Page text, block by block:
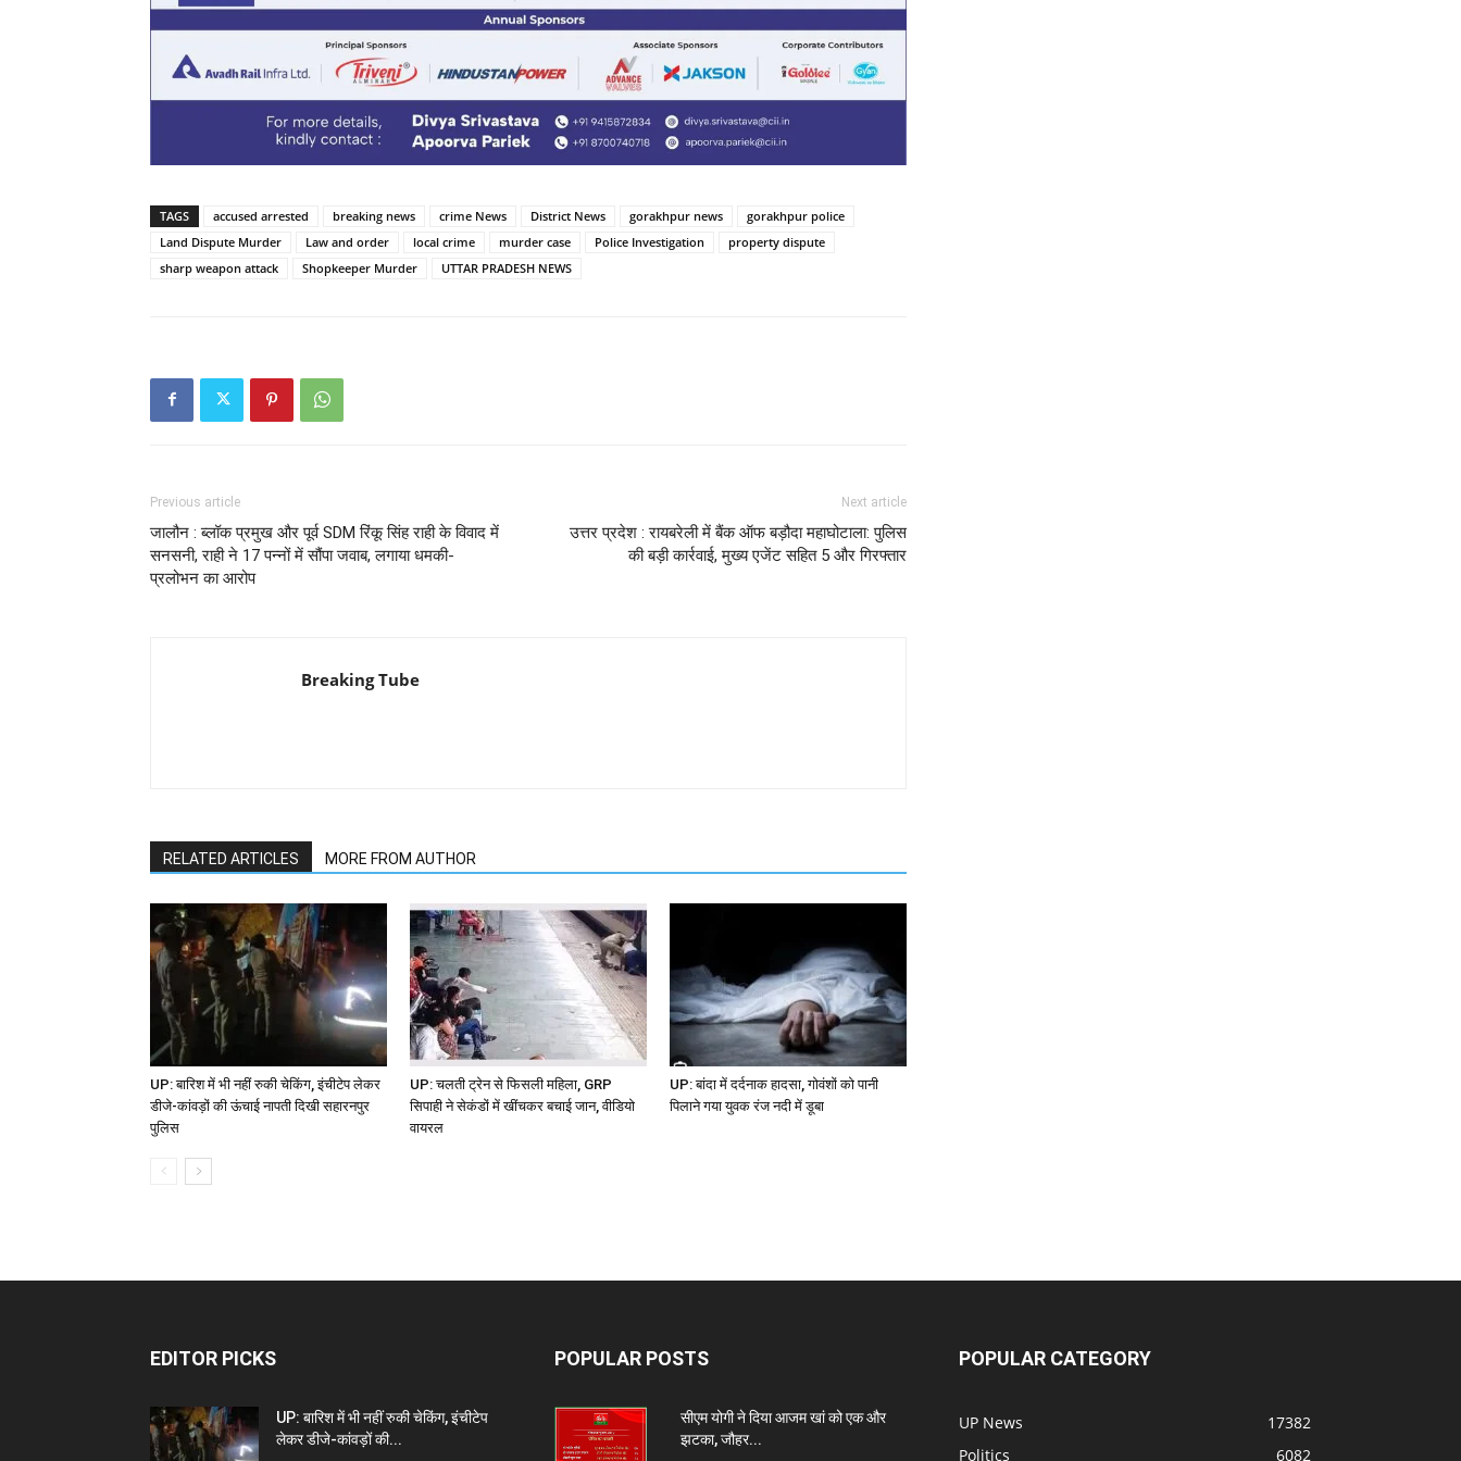
TAGS accused arrested breaking news crime News District News gorakhpur news
gorakhpur police
Land Dispute Murder
Law and order local crime murder case Police Investigation
property dispute
sharp weapon attack
Shopkeeper Murder UTTAR PRADESH NEWS
Previous article
जालौन : ब्लॉक प्रमुख और पूर्व SDM रिंकू सिंह राही के विवाद में
सनसनी, राही ने 17 पन्नों में सौंपा जवाब, लगाया धमकी-
प्रलोभन का आरोप
Next article
उत्तर प्रदेश : रायबरेली में बैंक ऑफ बड़ौदा महाघोटाला: पुलिस
की बड़ी कार्रवाई, मुख्य एजेंट सहित 5 और गिरफ्तार
Breaking Tube
RELATED ARTICLES MORE FROM AUTHOR
UP: बारिश में भी नहीं रुकी चेकिंग, इंचीटेप लेकर
डीजे-कांवड़ों की ऊंचाई नापती दिखी सहारनपुर
पुलिस
UP: चलती ट्रेन से फिसली महिला, GRP
सिपाही ने सेकंडों में खींचकर बचाई जान, वीडियो
वायरल
UP: बांदा में दर्दनाक हादसा, गोवंशों को पानी
पिलाने गया युवक रंज नदी में डूबा
EDITOR PICKS
UP: बारिश में भी नहीं रुकी चेकिंग, इंचीटेप
लेकर डीजे-कांवड़ों की...
POPULAR POSTS
सीएम योगी ने दिया आजम खां को एक और
झटका, जौहर...
POPULAR CATEGORY
UP News
17382
Politics
6082